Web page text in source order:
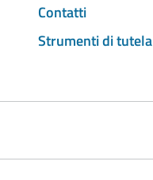
Contatti
Strumenti di tutela